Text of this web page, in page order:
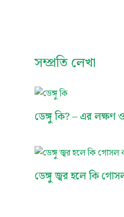
সম্প্রতি লেখা
ডেঙ্গু কি? – এর লক্ষণ
ডেঙ্গু জ্বর হলে কি